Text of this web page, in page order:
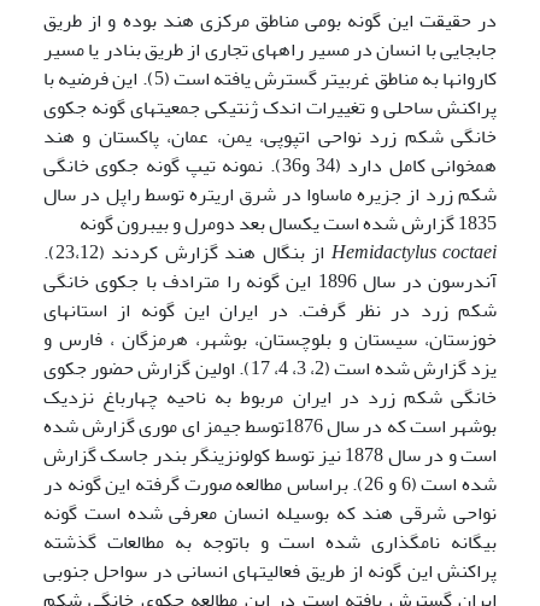
در حقیقت این گونه بومی مناطق مرکزی هند بوده و از طریق
جابجایی با انسان در مسیر راه­های تجاری از طریق بنادر یا مسیر
کاروانها به مناطق غربی­تر گسترش یافته است (5). این فرضیه با
پراکنش ساحلی و تغییرات اندک ژنتیکی جمعیتهای گونه جکوی
خانگی شکم زرد نواحی اتپوپی، یمن، عمان، پاکستان و هند
همخوانی کامل دارد (34 و36). نمونه تیپ گونه جکوی خانگی
شکم زرد از جزیره ماساوا در شرق اریتره توسط راپل در سال
1835 گزارش شده است یکسال بعد دومرل و بیبرون گونه
Hemidactylus coctaei
از بنگال هند گزارش کردند (23،12).
آندرسون در سال 1896 این گونه را مترادف با جکوی خانگی
شکم زرد در نظر گرفت. در ایران این گونه از استان­های
خوزستان، سیستان و بلوچستان، بوشهر، هرمزگان ، فارس و
یزد گزارش شده است (2، 3، 4، 17). اولین گزارش حضور جکوی
خانگی شکم زرد در ایران مربوط به ناحیه چهارباغ نزدیک
بوشهر است که در سال 1876توسط جیمز ای موری گزارش شده
است و در سال 1878 نیز توسط کولونزینگر بندر جاسک گزارش
شده است (6 و 26). براساس مطالعه صورت گرفته این گونه در
نواحی شرقی هند که بوسیله انسان معرفی شده است گونه
بیگانه نامگذاری شده است و باتوجه به مطالعات گذشته
پراکنش این گونه از طریق فعالیت­های انسانی در سواحل جنوبی